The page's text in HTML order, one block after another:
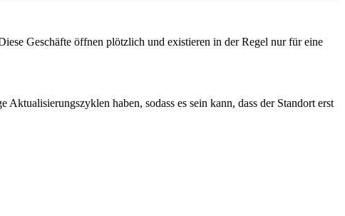
Geschäfte öffnen plötzlich und existieren in der Regel nur für eine
haben, sodass es sein kann, dass der Standort erst